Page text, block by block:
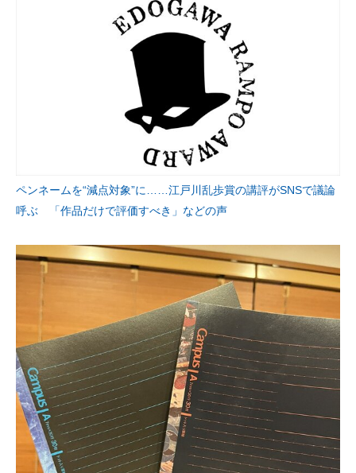
ペンネームを“減点対象”に……江戸川乱歩賞の講評がSNSで議論
呼ぶ 「作品だけで評価すべき」などの声